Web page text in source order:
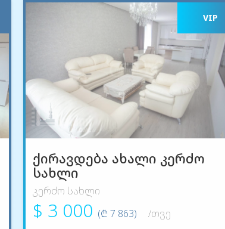
VIP
ქირავდება ახალი კერძო
სახლი
კერძო სახლი
$ 3 000 (₾ 7 863)
/თვე